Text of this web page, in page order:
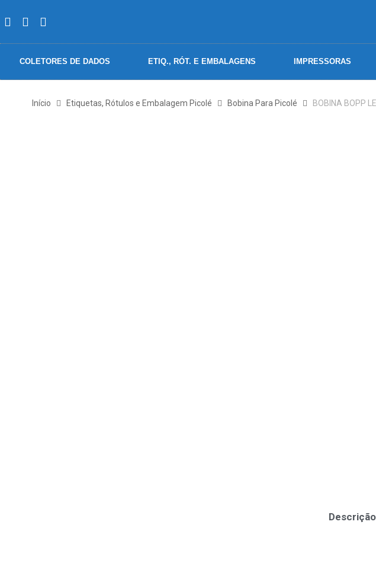
COLETORES DE DADOS ETIQ., RÓT. E EMBALAGENS IMPRESSORAS
Início Etiquetas, Rótulos e Embalagem Picolé Bobina Para Picolé BOBINA BOPP
Descrição